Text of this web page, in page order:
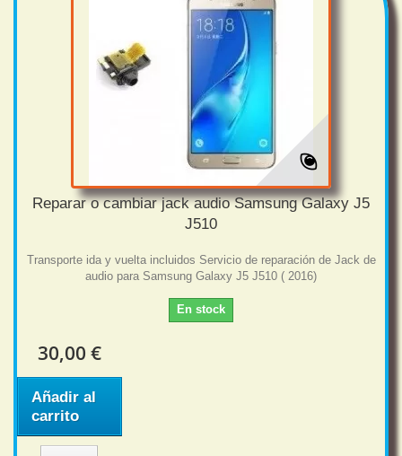
Reparar o cambiar jack audio Samsung Galaxy J5
J510
Transporte ida y vuelta incluidos Servicio de reparación de Jack de
audio para Samsung Galaxy J5 J510 ( 2016)
En stock
30,00 €
Añadir al
carrito